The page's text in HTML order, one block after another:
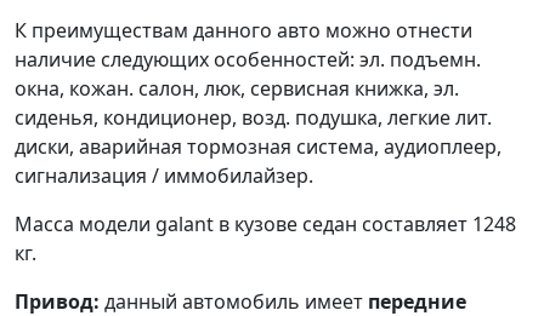
К преимуществам данного авто можно отнести
наличие следующих особенностей: эл. подъемн.
окна, кожан. салон, люк, сервисная книжка, эл.
сиденья, кондиционер, возд. подушка, легкие лит.
диски, аварийная тормозная система, аудиоплеер,
сигнализация / иммобилайзер.
Масса модели galant в кузове седан составляет 1248
кг.
Привод: данный автомобиль имеет передние